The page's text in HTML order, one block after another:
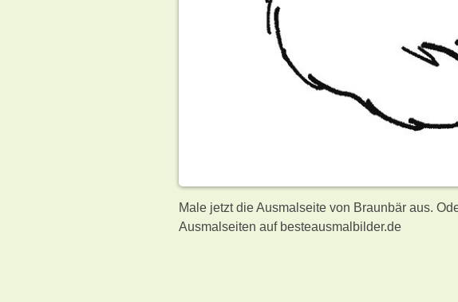
Male jetzt die Ausmalseite von Braunbär aus.
Ausmalseiten auf besteausmalbilder.de